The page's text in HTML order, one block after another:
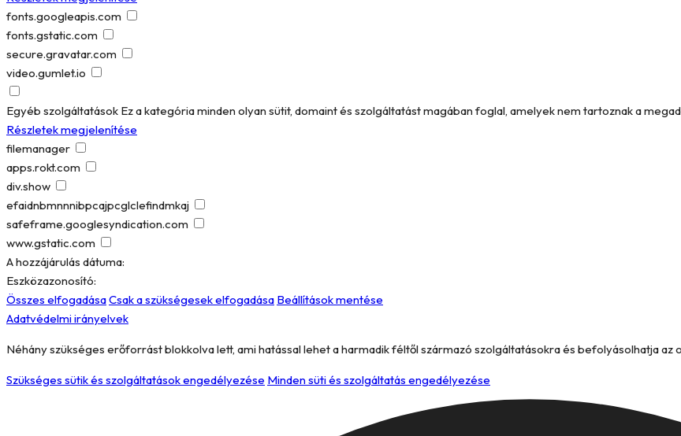
fonts.googleapis.com
fonts.gstatic.com
secure.gravatar.com
video.gumlet.io
Egyéb szolgáltatások Ez a kategória minden olyan sütit, domaint és szolgáltatást magában foglal, amelyek nem tartoznak a
Részletek megjelenítése
filemanager
apps.rokt.com
div.show
efaidnbmnnnibpcajpcglclefindmkaj
safeframe.googlesyndication.com
www.gstatic.com
A hozzájárulás dátuma:
Eszközazonosító:
Összes elfogadásaCsak a szükségesek elfogadása Beállítások mentése
Adatvédelmi irányelvek
Néhány szükséges erőforrást blokkolva lett, ami hatással lehet a harmadik féltől származó szolgáltatásokra és befolyásolhatja az
Szükséges sütik és szolgáltatások engedélyezése Minden süti és szolgáltatás engedélyezése